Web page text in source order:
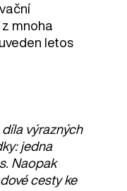
mnoha
letos
výrazných
jedna
Naopak
cesty ke